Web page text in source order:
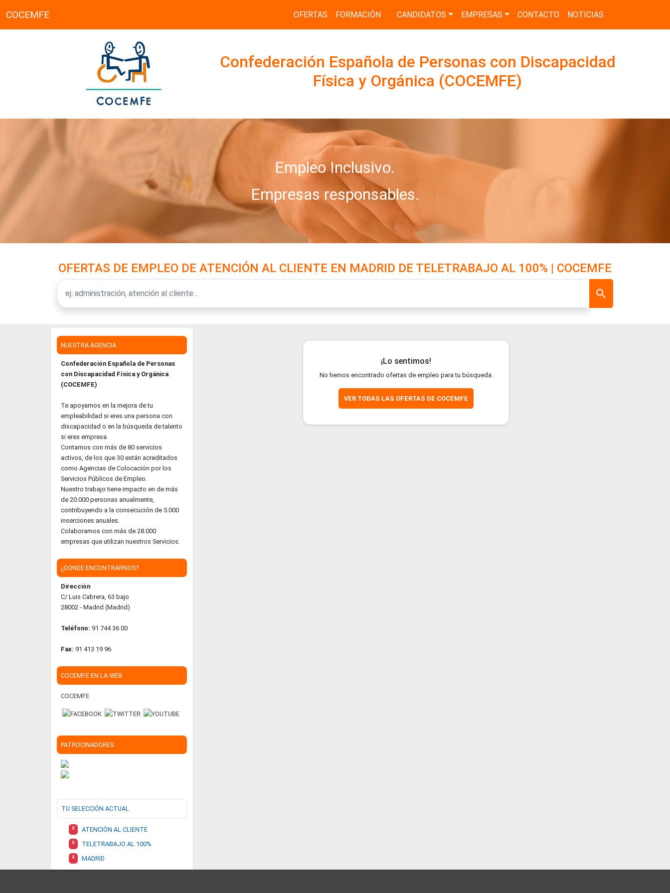
COCEMFE OFERTAS FORMACIÓN CANDIDATOS EMPRESAS CONTACTO NOTICIAS
Confederación Española de Personas con Discapacidad
Física y Orgánica (COCEMFE)
Empleo Inclusivo.
Empresas responsables.
OFERTAS DE EMPLEO DE ATENCIÓN AL CLIENTE EN MADRID DE TELETRABAJO AL 100% | COCEMFE
NUESTRA AGENCIA
Confederación Española de Personas
con Discapacidad Física y Orgánica
(COCEMFE)
Te apoyamos en la mejora de tu
empleabilidad si eres una persona con
discapacidad o en la búsqueda de talento
si eres empresa.
Contamos con más de 80 servicios
activos, de los que 30 están acreditados
como Agencias de Colocación por los
Servicios Públicos de Empleo.
Nuestro trabajo tiene impacto en de más
de 20.000 personas anualmente,
contribuyendo a la consecución de 5.000
inserciones anuales.
Colaboramos con más de 28.000
empresas que utilizan nuestros Servicios.
¿DONDE ENCONTRARNOS?
Dirección
C/ Luis Cabrera, 63 bajo
28002 - Madrid (Madrid)
Teléfono: 91 744 36 00
Fax: 91 413 19 96
COCEMFE EN LA WEB
COCEMFE
PATROCINADORES
TU SELECCIÓN ACTUAL
X ATENCIÓN AL CLIENTE
X TELETRABAJO AL 100%
X MADRID
¡Lo sentimos!
No hemos encontrado ofertas de empleo para tu búsqueda.
VER TODAS LAS OFERTAS DE COCEMFE